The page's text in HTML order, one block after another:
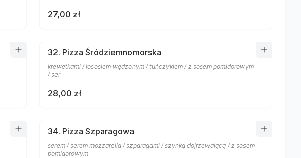
27,00 zł
32. Pizza Śródziemnomorska
krewetkami / łososiem wędzonym / tuńczykiem / z sosem pomidorowym
/ ser
28,00 zł
34. Pizza Szparagowa
serem / serem mozzarella / szparagami / szynką dojrzewającą / z sosem
pomidorowym